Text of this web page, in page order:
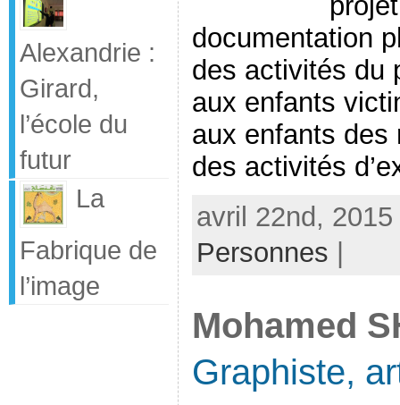
Alexandrie :
Girard,
l’école du
futur
La
Fabrique de
l’image
documentation
des activités du
aux enfants
aux enfants des
des activités
avril 22nd,
Personnes |
Mohamed
Graphiste,